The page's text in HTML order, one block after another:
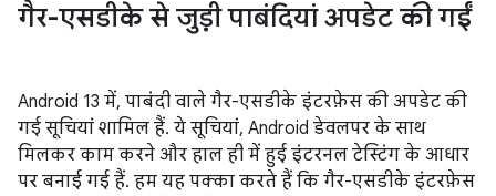
गैर-एसडीके से जुड़ी पाबंदियां अपडेट की गईं
Android 13 में, पाबंदी वाले गैर-एसडीके इंटरफ़ेस की अपडेट की
गई सूचियां शामिल हैं. ये सूचियां, Android डेवलपर के साथ
मिलकर काम करने और हाल ही में हुई इंटरनल टेस्टिंग के आधार
पर बनाई गई हैं. हम यह पक्का करते हैं कि गैर-एसडीके इंटरफ़ेस